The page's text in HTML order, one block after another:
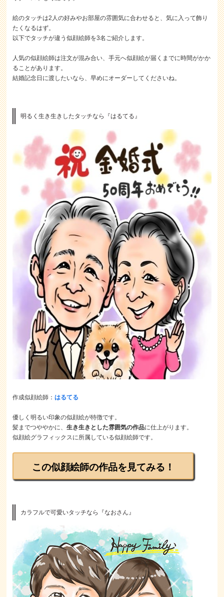
絵のタッチは2人の好みやお部屋の雰囲気に合わせると、気に入って飾り
たくなるはず。
以下でタッチが違う似顔絵師を3名ご紹介します。
人気の似顔絵師は注文が混み合い、手元へ似顔絵が届くまでに時間がかか
ることがあります。
結婚記念日に渡したいなら、早めにオーダーしてくださいね。
明るく生き生きしたタッチなら『はるてる』
作成似顔絵師：はるてる
優しく明るい印象の似顔絵が特徴です。
髪までつややかに、生き生きとした雰囲気の作品に仕上がります。
似顔絵グラフィックスに所属している似顔絵師です。
この似顔絵師の作品を見てみる！
カラフルで可愛いタッチなら『なおさん』